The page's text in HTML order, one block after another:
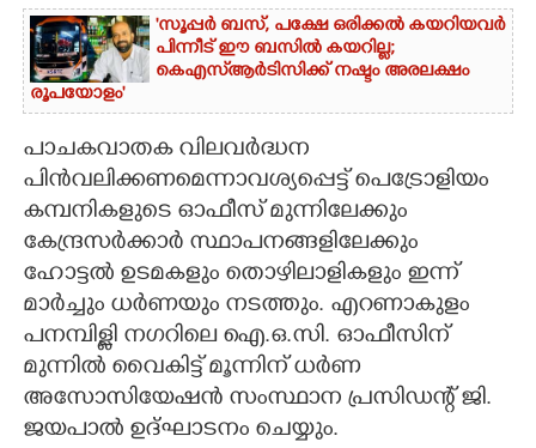
'സൂപ്പർ ബസ്, പക്ഷേ ഒരിക്കൽ കയറിയവർ
പിന്നീട് ഈ ബസിൽ കയറില്ല;
കെഎസ്ആർടിസിക്ക് നഷ്ടം അരലക്ഷം
രൂപയോളം'
പാചകവാതക വിലവർദ്ധന
പിൻവലിക്കണമെന്നാവശ്യപ്പെട്ട് പെട്രോളിയം
കമ്പനികളുടെ ഓഫീസ് മുന്നിലേക്കും
കേന്ദ്രസർക്കാർ സ്ഥാപനങ്ങളിലേക്കും
ഹോട്ടൽ ഉടമകളും തൊഴിലാളികളും ഇന്ന്
മാർച്ചും ധർണയും നടത്തും. എറണാകുളം
പനമ്പിള്ളി നഗറിലെ ഐ.ഒ.സി. ഓഫീസിന്
മുന്നിൽ വൈകിട്ട് മൂന്നിന് ധർണ
അസോസിയേഷൻ സംസ്ഥാന പ്രസിഡന്റ് ജി.
ജയപാൽ ഉദ്ഘാടനം ചെയ്യും.